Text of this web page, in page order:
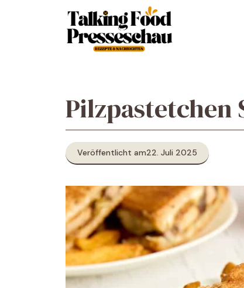
Pilzpastetchen
Veröffentlicht am22. Juli 2025